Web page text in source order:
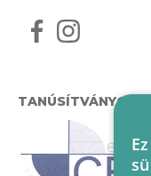
TANÚSÍTVÁNYOK